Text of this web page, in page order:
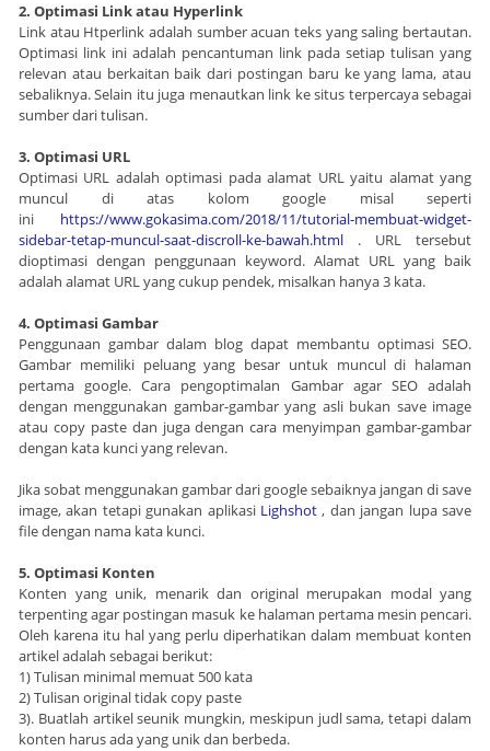
2. Optimasi Link atau Hyperlink
Link atau Htperlink adalah sumber acuan teks yang saling bertautan.
Optimasi link ini adalah pencantuman link pada setiap tulisan yang
relevan atau berkaitan baik dari postingan baru ke yang lama, atau
sebaliknya. Selain itu juga menautkan link ke situs terpercaya sebagai
sumber dari tulisan.
3. Optimasi URL
Optimasi URL adalah optimasi pada alamat URL yaitu alamat yang
muncul di atas kolom google misal seperti
ini https://www.gokasima.com/2018/11/tutorial-membuat-widget-
sidebar-tetap-muncul-saat-discroll-ke-bawah.html . URL tersebut
dioptimasi dengan penggunaan keyword. Alamat URL yang baik
adalah alamat URL yang cukup pendek, misalkan hanya 3 kata.
4. Optimasi Gambar
Penggunaan gambar dalam blog dapat membantu optimasi SEO.
Gambar memiliki peluang yang besar untuk muncul di halaman
pertama google. Cara pengoptimalan Gambar agar SEO adalah
dengan menggunakan gambar-gambar yang asli bukan save image
atau copy paste dan juga dengan cara menyimpan gambar-gambar
dengan kata kunci yang relevan.
Jika sobat menggunakan gambar dari google sebaiknya jangan di save
image, akan tetapi gunakan aplikasi Lighshot , dan jangan lupa save
file dengan nama kata kunci.
5. Optimasi Konten
Konten yang unik, menarik dan original merupakan modal yang
terpenting agar postingan masuk ke halaman pertama mesin pencari.
Oleh karena itu hal yang perlu diperhatikan dalam membuat konten
artikel adalah sebagai berikut:
1) Tulisan minimal memuat 500 kata
2) Tulisan original tidak copy paste
3). Buatlah artikel seunik mungkin, meskipun judl sama, tetapi dalam
konten harus ada yang unik dan berbeda.